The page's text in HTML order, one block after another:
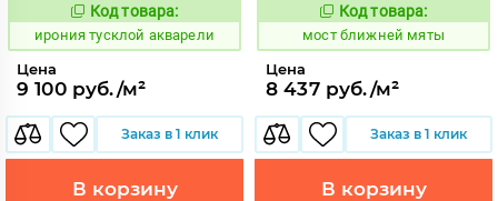
1107000
Код товара:
ирония тусклой акварели
Цена
9 100 руб./м²
Заказ в 1 клик
В корзину
1016306
Код товара:
мост ближней мяты
Цена
8 437 руб./м²
Заказ в 1 клик
В корзину